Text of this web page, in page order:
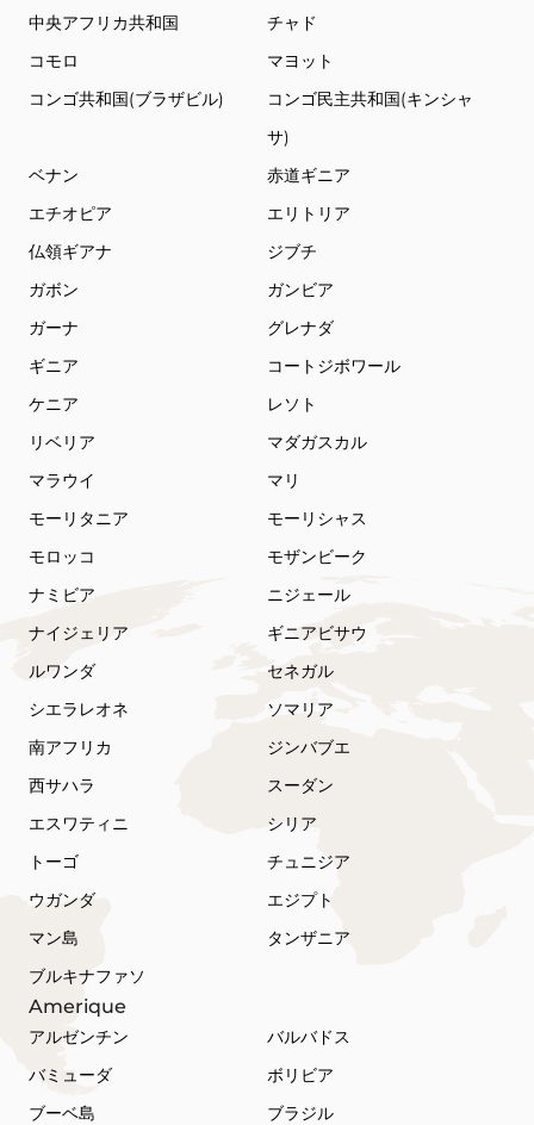
中央アフリカ共和国
チャド
コモロ
マヨット
コンゴ共和国(ブラザビル)
コンゴ民主共和国(キンシャ
サ)
ベナン
赤道ギニア
エチオピア
エリトリア
仏領ギアナ
ジブチ
ガボン
ガンビア
ガーナ
グレナダ
ギニア
コートジボワール
ケニア
レソト
リベリア
マダガスカル
マラウイ
マリ
モーリタニア
モーリシャス
モロッコ
モザンビーク
ナミビア
ニジェール
ナイジェリア
ギニアビサウ
ルワンダ
セネガル
シエラレオネ
ソマリア
南アフリカ
ジンバブエ
西サハラ
スーダン
エスワティニ
シリア
トーゴ
チュニジア
ウガンダ
エジプト
マン島
タンザニア
ブルキナファソ
Amerique
アルゼンチン
バルバドス
バミューダ
ボリビア
ブーベ島
ブラジル